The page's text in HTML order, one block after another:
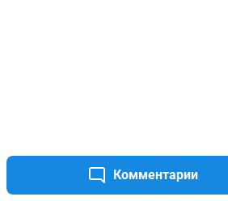
Комментарии